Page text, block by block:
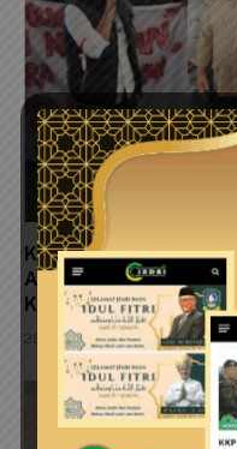
Ketua HNSI
Action dan Aksi
Kasus Penimbunan
28 Juli 2026